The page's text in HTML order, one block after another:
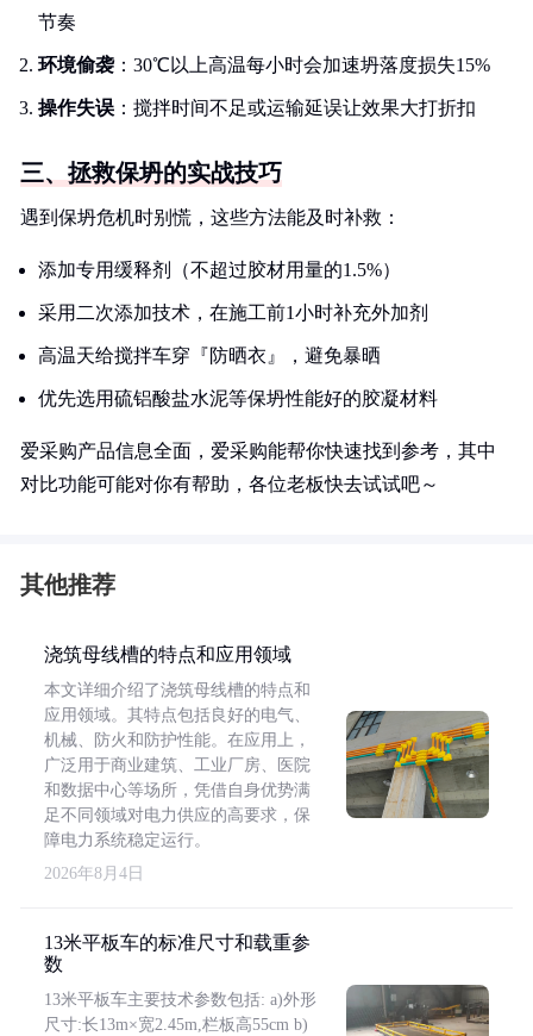
节奏
环境偷袭：30℃以上高温每小时会加速坍落度损失15%
操作失误 ：搅拌时间不足或运输延误让效果大打折扣
三、拯救保坍的实战技巧
遇到保坍危机时别慌，这些方法能及时补救：
添加专用缓释剂（不超过胶材用量的1.5%）
采用二次添加技术，在施工前1小时补充外加剂
高温天给搅拌车穿『防晒衣』，避免暴晒
优先选用硫铝酸盐水泥等保坍性能好的胶凝材料
爱采购产品信息全面，爱采购能帮你快速找到参考，其中
对比功能可能对你有帮助，各位老板快去试试吧～
其他推荐
浇筑母线槽的特点和应用领域
本文详细介绍了浇筑母线槽的特点和
应用领域。其特点包括良好的电气、
机械、防火和防护性能。在应用上，
广泛用于商业建筑、工业厂房、医院
和数据中心等场所，凭借自身优势满
足不同领域对电力供应的高要求，保
障电力系统稳定运行。
2026年8月4日
13米平板车的标准尺寸和载重参
数
13米平板车主要技术参数包括: a)外形
尺寸:长13m×宽2.45m,栏板高55cm b)